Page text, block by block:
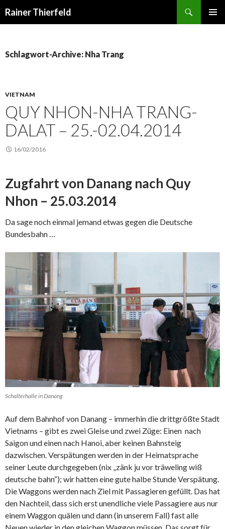
Rainer Thierfeld
Schlagwort-Archive: Nha Trang
VIETNAM
QUY NHON-NHA TRANG-
DALAT – 25.-02.04.2014
16/02/2016
Zugfahrt von Danang nach Quy
Nhon – 25.03.2014
Da sage noch einmal jemand etwas gegen die Deutsche
Bundesbahn …
Schalterhalle in Danang
Auf dem Bahnhof von Danang – immerhin die drittgrößte Stadt
Vietnams – gibt es zwei Gleise und zwei Züge: Einen nach
Saigon und einen nach Hanoi, aber keinen Bahnsteig
dazwischen. Verspätungen werden in der Heimatsprache
seiner Leute durchgegeben (nix „zänk ju vor träweling wiß
deutsche bahn“); wir hatten eine gute halbe Stunde Verspätung.
Die Waggons werden nach Ziel mit Passagieren gefüllt. Das hat
den Nachteil, dass sich erst unendliche viele Passagiere aus nur
einem Waggon quälen und dann (in unserem Fall) fast alle